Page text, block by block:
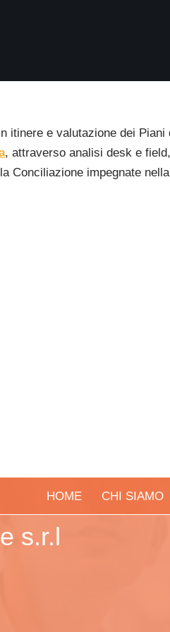
itinere e valutazione dei
, attraverso analisi desk e
Conciliazione impegnate
HOME CHI SIAMO
s.r.l